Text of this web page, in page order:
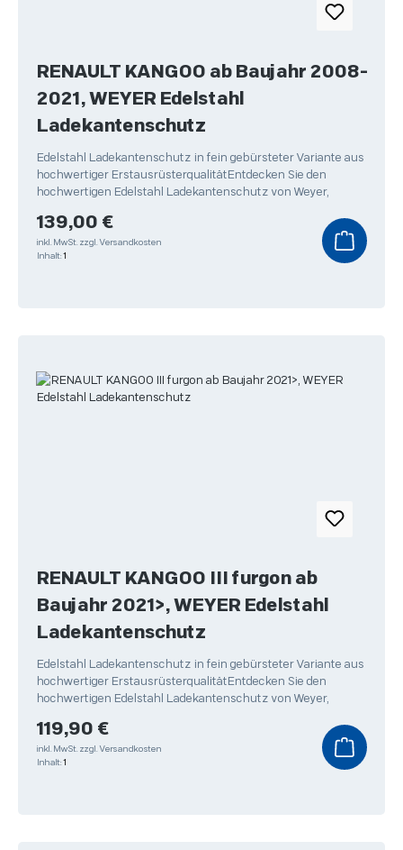
RENAULT KANGOO ab Baujahr 2008-
2021, WEYER Edelstahl
Ladekantenschutz
Edelstahl Ladekantenschutz in fein gebürsteter Variante aus
hochwertiger ErstausrüsterqualitätEntdecken Sie den
hochwertigen Edelstahl Ladekantenschutz von Weyer,
Regulärer Preis:
139,00 €
inkl. MwSt. zzgl. Versandkosten
Inhalt: 1
RENAULT KANGOO III furgon ab
Baujahr 2021>, WEYER Edelstahl
Ladekantenschutz
Edelstahl Ladekantenschutz in fein gebürsteter Variante aus
hochwertiger ErstausrüsterqualitätEntdecken Sie den
hochwertigen Edelstahl Ladekantenschutz von Weyer,
Regulärer Preis:
119,90 €
inkl. MwSt. zzgl. Versandkosten
Inhalt: 1